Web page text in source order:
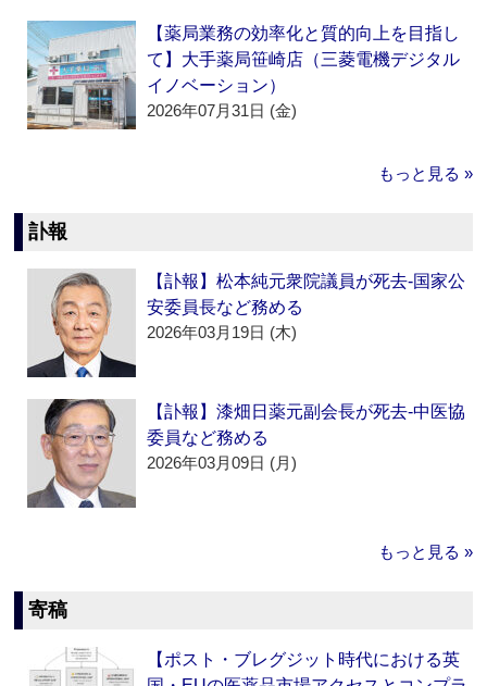
【薬局業務の効率化と質的向上を目指し
て】大手薬局笹崎店（三菱電機デジタル
イノベーション）
2026年07月31日 (金)
もっと見る »
訃報
【訃報】松本純元衆院議員が死去‐国家公
安委員長など務める
2026年03月19日 (木)
【訃報】漆畑日薬元副会長が死去‐中医協
委員など務める
2026年03月09日 (月)
もっと見る »
寄稿
【ポスト・ブレグジット時代における英